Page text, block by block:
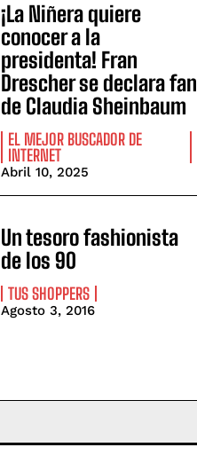
¡La Niñera quiere
conocer a la
presidenta! Fran
Drescher se declara fan
de Claudia Sheinbaum
EL MEJOR BUSCADOR DE
INTERNET
Abril 10, 2025
Un tesoro fashionista
de los 90
TUS SHOPPERS
Agosto 3, 2016